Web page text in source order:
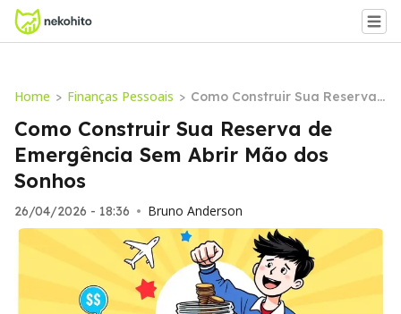
Home > Finanças Pessoais > Como Construir Sua Reserva
de Emergência Sem Abrir Mã
o dos Sonhos
Como Construir Sua Reserva de
Emergência Sem Abrir Mão dos
Sonhos
26/04/2026 - 18:36 • Bruno Anderson